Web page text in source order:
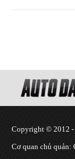
Copyright © 2012 -
Cơ quan chủ quản: